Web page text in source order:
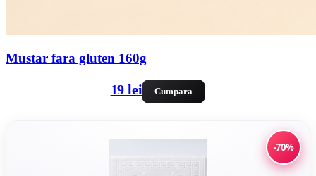
Mustar fara gluten 160g
19 lei Cumpara
-70%